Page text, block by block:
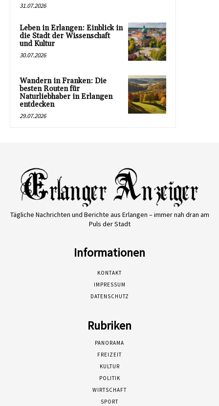
31.07.2026
Leben in Erlangen: Einblick in
die Stadt der Wissenschaft
und Kultur
30.07.2026
Wandern in Franken: Die
besten Routen für
Naturliebhaber in Erlangen
entdecken
29.07.2026
Tägliche Nachrichten und Berichte aus Erlangen – immer nah dran am
Puls der Stadt
Informationen
KONTAKT
IMPRESSUM
DATENSCHUTZ
Rubriken
PANORAMA
FREIZEIT
KULTUR
POLITIK
WIRTSCHAFT
SPORT